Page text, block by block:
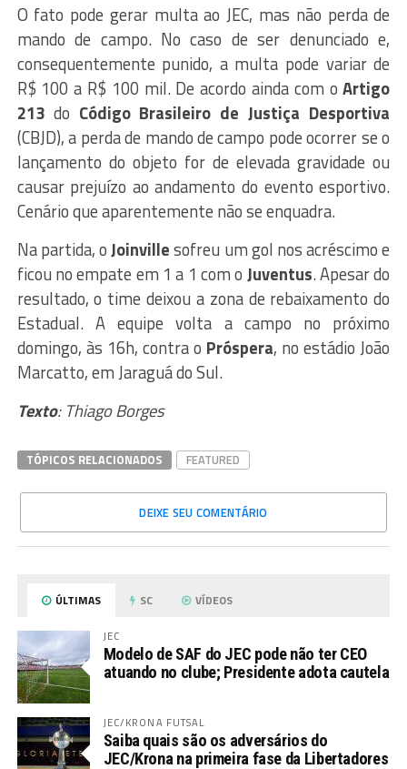
O fato pode gerar multa ao JEC, mas não perda de
mando de campo. No caso de ser denunciado e,
consequentemente punido, a multa pode variar de
R$ 100 a R$ 100 mil. De acordo ainda com oArtigo
213do Código Brasileiro de Justiça Desportiva
(CBJD), a perda de mando de campo pode ocorrer se o
lançamento do objeto for de elevada gravidade ou
causar prejuízo ao andamento do evento esportivo.
Cenário que aparentemente não se enquadra.
Na partida, oJoinvillesofreu um gol nos acréscimo e
ficou no empate em 1 a 1 com o Juventus. Apesar do
resultado, o time deixou a zona de rebaixamento do
Estadual. A equipe volta a campo no próximo
domingo, às 16h, contra o Próspera, no estádio João
Marcatto, em Jaraguá do Sul.
Texto: Thiago Borges
TÓPICOS RELACIONADOS FEATURED
DEIXE SEU COMENTÁRIO
ÚLTIMAS SC VÍDEOS
JEC
Modelo de SAF do JEC pode não ter CEO
atuando no clube; Presidente adota cautela
JEC/KRONA FUTSAL
Saiba quais são os adversários do
JEC/Krona na primeira fase da Libertadores